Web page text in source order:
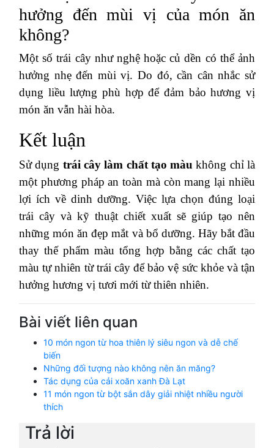
hưởng đến mùi vị của món ăn
không?
Một số trái cây như nghệ hoặc củ dền có thể ảnh
hưởng nhẹ đến mùi vị. Do đó, cần cân nhắc sử
dụng liều lượng phù hợp để đảm bảo hương vị
món ăn vẫn hài hòa.
Kết luận
Sử dụng trái cây làm chất tạo màu không chỉ là
một phương pháp an toàn mà còn mang lại nhiều
lợi ích về dinh dưỡng. Việc lựa chọn đúng loại
trái cây và kỹ thuật chiết xuất sẽ giúp tạo nên
những món ăn đẹp mắt và bổ dưỡng. Hãy bắt đầu
thay thế phẩm màu tổng hợp bằng các chất tạo
màu tự nhiên từ trái cây để bảo vệ sức khỏe và tận
hưởng hương vị tươi mới từ thiên nhiên.
Bài viết liên quan
10 món ngon từ hoa thiên lý siêu ngon và dễ chế
biến
Những đối tượng nào không nên ăn măng?
Tác dụng của cải xoăn xanh Đà Lạt
11 món ngon từ bột sắn dây giải nhiệt nhiều người
thích
Trả lời